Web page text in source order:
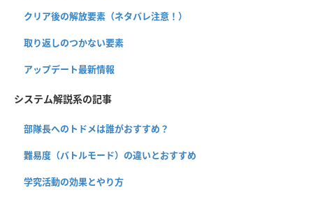
クリア後の解放要素（ネタバレ注意！）
取り返しのつかない要素
アップデート最新情報
システム解説系の記事
部隊長へのトドメは誰がおすすめ？
難易度（バトルモード）の違いとおすすめ
学究活動の効果とやり方